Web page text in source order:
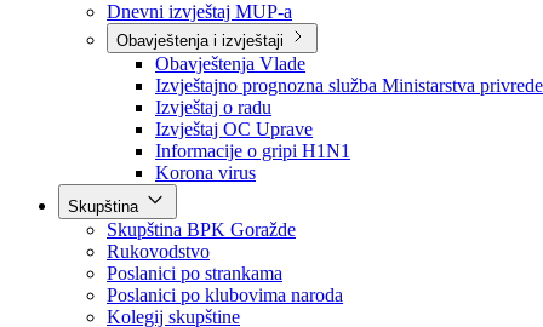
Konkursi i oglasi
Javni pozivi
Javne nabavke
Dnevni izvještaj MUP-a
Obavještenja i izvještaji
Obavještenja Vlade
Izvještajno prognozna služba Ministarstva privrede
Izvještaj o radu
Izvještaj OC Uprave
Informacije o gripi H1N1
Korona virus
Skupština
Skupština BPK Goražde
Rukovodstvo